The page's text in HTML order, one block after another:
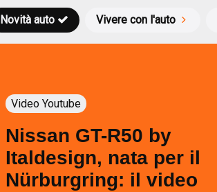
Novità auto Vivere con l'auto
Video Youtube
Nissan GT-R50 by
Italdesign, nata per il
Nürburgring: il video